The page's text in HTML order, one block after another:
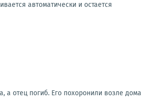
автоматически и остается
а отец погиб. Его похоронили возле дома